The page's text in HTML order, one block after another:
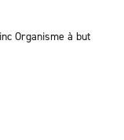
Organisme à but